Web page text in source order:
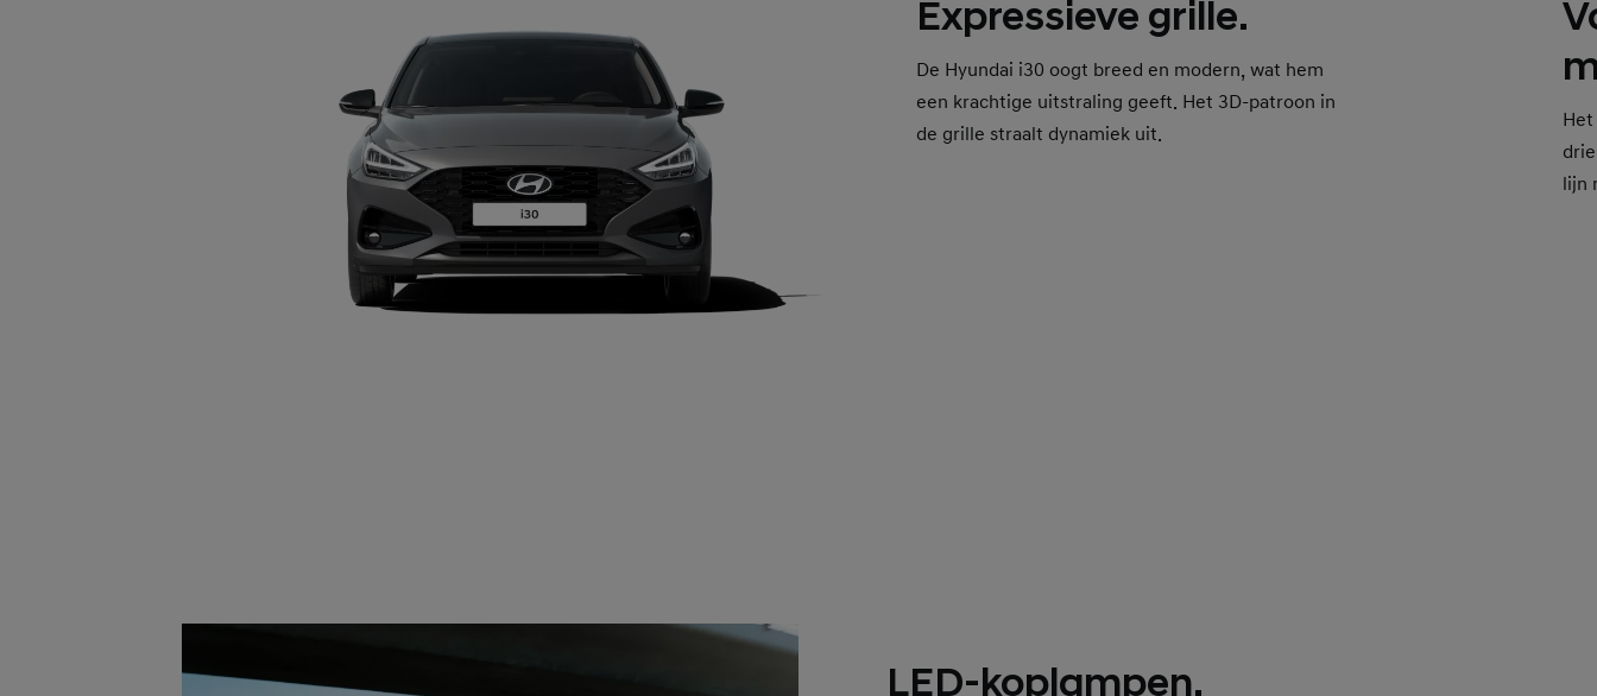
Expressieve grille.
De Hyundai i30 oogt breed en modern, wat hem
een krachtige uitstraling geeft. Het 3D-patroon in
de grille straalt dynamiek uit.
lijn
LED-koplampen.